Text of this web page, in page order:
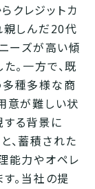
クレジットカ
親しんだ20代
ーズが高い傾
。一方で、既
種多様な商
意が難しい状
する背景に
、蓄積された
能力やオペレ
。当社の提